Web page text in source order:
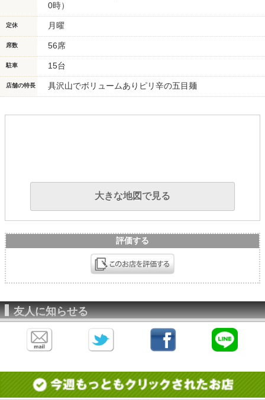
0時）
定休 月曜
席数 56席
駐車 15台
店舗の特長 具沢山でボリュームありピリ辛の五目麺
大きな地図で見る
評価する
友人に知らせる